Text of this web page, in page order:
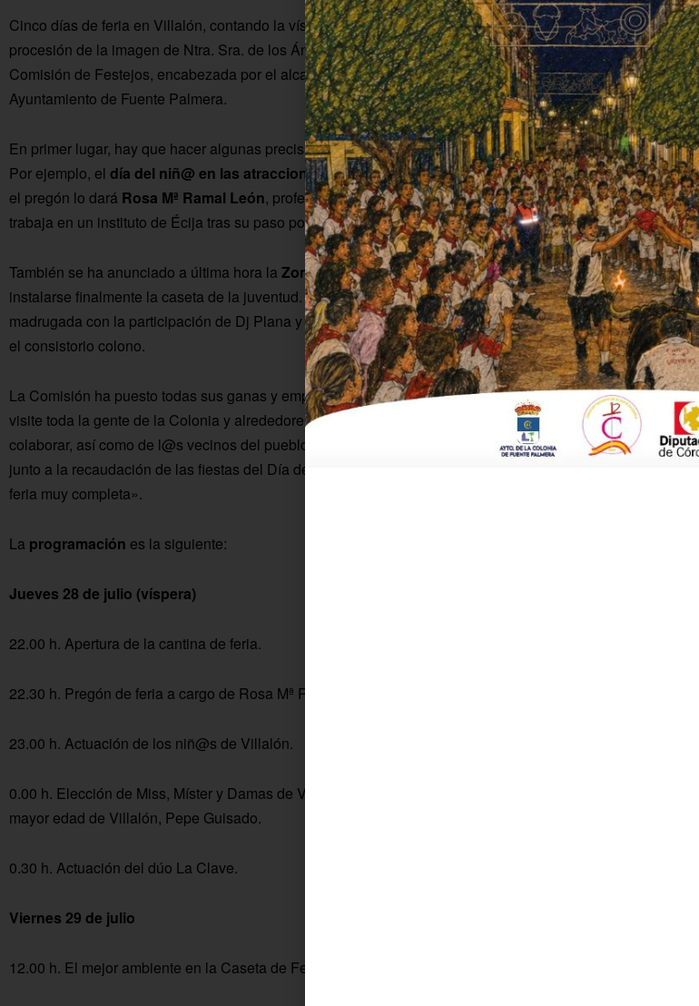
Cinco días de feria en Villalón, contando la víspera de esta noche y el martes con la misa y tradicional
procesión de la imagen de Ntra. Sra. de los Ángeles. Actividades para todas las edades organizadas por la
Comisión de Festejos, encabezada por el alcalde pedáneo, Miguel Ángel Rossi, con la colaboración del
Ayuntamiento de Fuente Palmera.
En primer lugar, hay que hacer algunas precisiones sobre la programación que aparece en el libro de feria.
Por ejemplo, el día del niñ@ en las atracciones infantiles es hoy jueves, y no el domingo; por otro lado,
el pregón lo dará Rosa Mª Ramal León, profesora natural de Villalón, residente en La Fuencubierta y que
trabaja en un instituto de Écija tras su paso por el IES Colonial.
También se ha anunciado a última hora la Zona de Encuentro Juvenil(pista polideportiva), tras no poder
instalarse finalmente la caseta de la juventud. Será el viernes y sábado de 12 de la noche a 5 de la
madrugada con la participación de Dj Plana y el speaker, Abel Guerrero. Esta actividad está sufragada por
el consistorio colono.
La Comisión ha puesto todas sus ganas y empeño para que la feria salga lo mejor posible y esperan que la
visite toda la gente de la Colonia y alrededores. Agradecen la predisposición de las empresas para
colaborar, así como de l@s vecinos del pueblo y del Ayuntamiento. Todas estas aportaciones económicas,
junto a la recaudación de las fiestas del Día de Andalucía y Fin de Curso, «nos han posibilitado hacer una
feria muy completa».
La programación es la siguiente:
Jueves 28 de julio (víspera)
22.00 h. Apertura de la cantina de feria.
22.30 h. Pregón de feria a cargo de Rosa Mª Ramal León.
23.00 h. Actuación de los niñ@s de Villalón.
0.00 h. Elección de Miss, Míster y Damas de Villalón 2022. Seguidamente reconocimiento a la persona de
mayor edad de Villalón, Pepe Guisado.
0.30 h. Actuación del dúo La Clave.
Viernes 29 de julio
12.00 h. El mejor ambiente en la Caseta de Feria con buena música y sobre todo, buenas tapas.